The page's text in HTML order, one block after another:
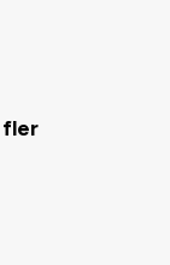
fler